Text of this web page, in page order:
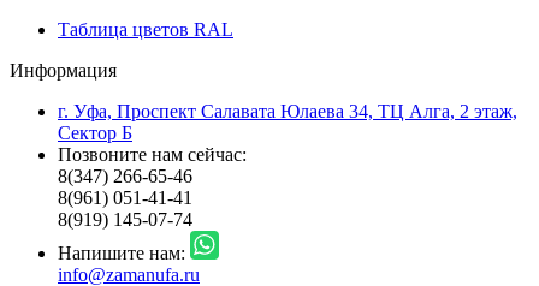
Таблица цветов RAL
Информация
г. Уфа, Проспект Салавата Юлаева 34, ТЦ Алга, 2 этаж,
Сектор Б
Позвоните нам сейчас:
8(347) 266-65-46
8(961) 051-41-41
8(919) 145-07-74
Напишите нам:
info@zamanufa.ru